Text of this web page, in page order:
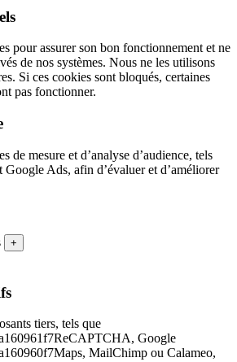
pour assurer son bon fonctionnement et ne
de nos systèmes. Nous ne les utilisons
Si ces cookies sont bloqués, certaines
pas fonctionner.
de mesure et d’analyse d’audience, tels
Ads, afin d’évaluer et d’améliorer
+
tiers, tels que
Google
MailChimp ou Calameo,